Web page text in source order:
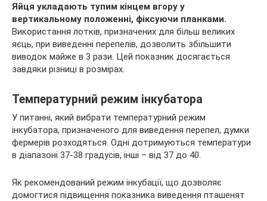
Яйця укладають тупим кінцем вгору у
вертикальному положенні, фіксуючи планками.
Використання лотків, призначених для більш великих
яєць, при виведенні перепелів, дозволить збільшити
виводок майже в 3 рази. Цей показник досягається
завдяки різниці в розмірах.
Температурний режим інкубатора
У питанні, який вибрати температурний режим
інкубатора, призначеного для виведення перепел, думки
фермерів розходяться. Одні дотримуються температури
в діапазоні 37-38 градусів, інші – від 37 до 40.
Як рекомендований режим інкубації, що дозволяє
домогтися підвищення показника виведення пташенят